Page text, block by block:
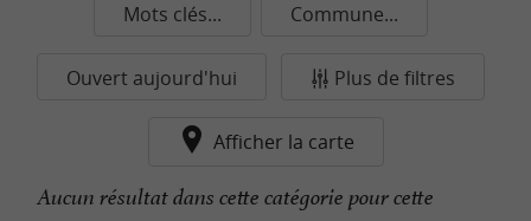
Mots clés... Commune...
Ouvert aujourd'hui Plus de filtres
Afficher la carte
Aucun résultat dans cette catégorie pour cette